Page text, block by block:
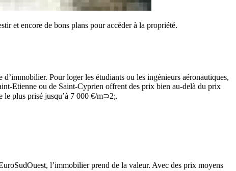
et encore de bons plans pour accéder à la propriété.
Pour loger les étudiants ou les ingénieurs aéronautiques,
Etienne ou de Saint-Cyprien offrent des prix bien au-delà du prix
le plus prisé jusqu’à 7 000 €/m⊃2;.
l’immobilier prend de la valeur. Avec des prix moyens